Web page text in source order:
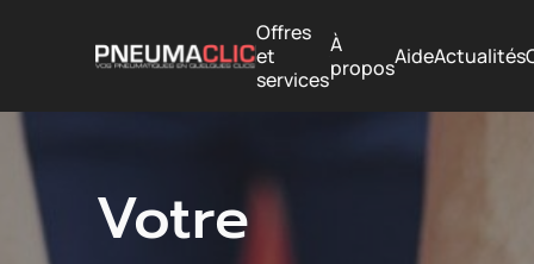
Offres
et
services
À
proposAideActualités
Votre